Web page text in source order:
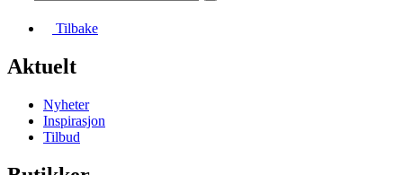
Tilbake
Aktuelt
Nyheter
Inspirasjon
Tilbud